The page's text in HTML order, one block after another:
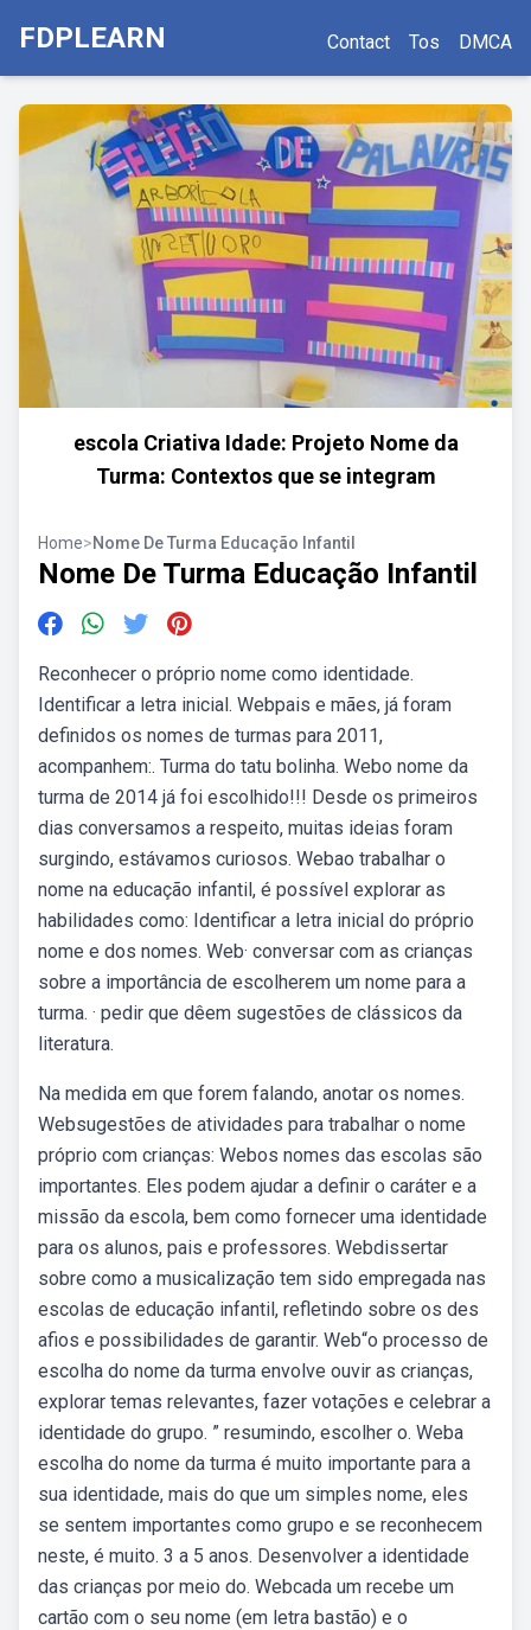
FDPLEARN Contact Tos DMCA
escola Criativa Idade: Projeto Nome da
Turma: Contextos que se integram
Home>Nome De Turma Educação Infantil
Nome De Turma Educação Infantil
Reconhecer o próprio nome como identidade.
Identificar a letra inicial. Webpais e mães, já foram
definidos os nomes de turmas para 2011,
acompanhem:. Turma do tatu bolinha. Webo nome da
turma de 2014 já foi escolhido!!! Desde os primeiros
dias conversamos a respeito, muitas ideias foram
surgindo, estávamos curiosos. Webao trabalhar o
nome na educação infantil, é possível explorar as
habilidades como: Identificar a letra inicial do próprio
nome e dos nomes. Web· conversar com as crianças
sobre a importância de escolherem um nome para a
turma. · pedir que dêem sugestões de clássicos da
literatura.
Na medida em que forem falando, anotar os nomes.
Websugestões de atividades para trabalhar o nome
próprio com crianças: Webos nomes das escolas são
importantes. Eles podem ajudar a definir o caráter e a
missão da escola, bem como fornecer uma identidade
para os alunos, pais e professores. Webdissertar
sobre como a musicalização tem sido empregada nas
escolas de educação infantil, refletindo sobre os des
afios e possibilidades de garantir. Web“o processo de
escolha do nome da turma envolve ouvir as crianças,
explorar temas relevantes, fazer votações e celebrar a
identidade do grupo. ” resumindo, escolher o. Weba
escolha do nome da turma é muito importante para a
sua identidade, mais do que um simples nome, eles
se sentem importantes como grupo e se reconhecem
neste, é muito. 3 a 5 anos. Desenvolver a identidade
das crianças por meio do. Webcada um recebe um
cartão com o seu nome (em letra bastão) e o